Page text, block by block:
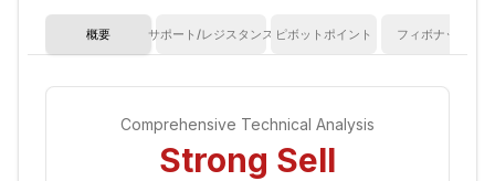
概要 サポート/レジスタンス ピボットポイント フィボナッチ
Comprehensive Technical Analysis
Strong Sell